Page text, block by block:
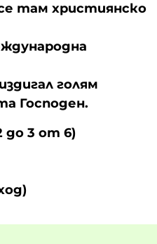
там християнско
голям
Господен.
до 3 от 6)